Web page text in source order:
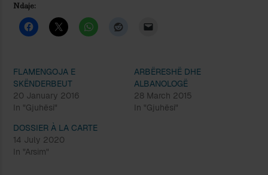
Ndaje:
FLAMENGOJA E
SKËNDERBEUT
20 January 2016
In "Gjuhësi"
ARBËRESHË DHE
ALBANOLOGË
28 March 2015
In "Gjuhësi"
DOSSIER À LA CARTE
14 July 2020
In "Arsim"